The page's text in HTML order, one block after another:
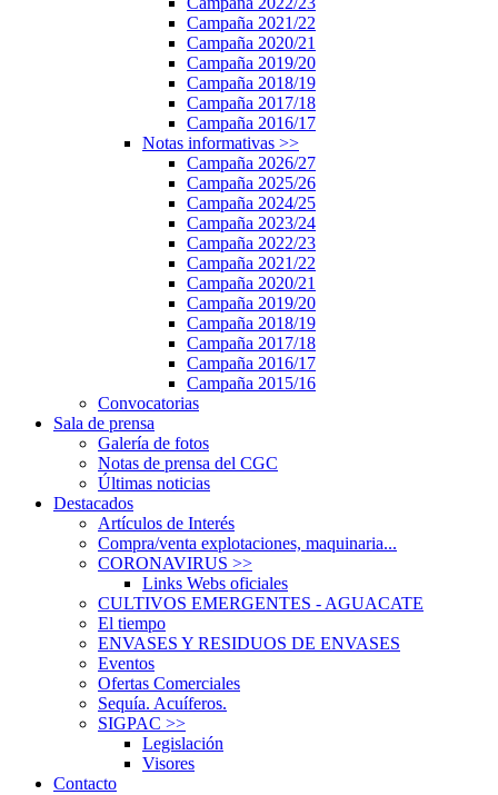
Campaña 2021/22
Campaña 2020/21
Campaña 2019/20
Campaña 2018/19
Campaña 2017/18
Campaña 2016/17
Notas informativas >>
Campaña 2026/27
Campaña 2025/26
Campaña 2024/25
Campaña 2023/24
Campaña 2022/23
Campaña 2021/22
Campaña 2020/21
Campaña 2019/20
Campaña 2018/19
Campaña 2017/18
Campaña 2016/17
Campaña 2015/16
Convocatorias
Sala de prensa
Galería de fotos
Notas de prensa del CGC
Últimas noticias
Destacados
Artículos de Interés
Compra/venta explotaciones, maquinaria...
CORONAVIRUS >>
Links Webs oficiales
CULTIVOS EMERGENTES - AGUACATE
El tiempo
ENVASES Y RESIDUOS DE ENVASES
Eventos
Ofertas Comerciales
Sequía. Acuíferos.
SIGPAC >>
Legislación
Visores
Contacto